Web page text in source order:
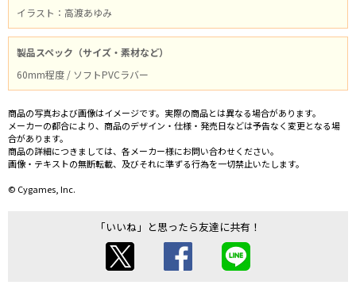
イラスト：高渡あゆみ
製品スペック（サイズ・素材など）
60mm程度 / ソフトPVCラバー
商品の写真および画像はイメージです。実際の商品とは異なる場合があります。
メーカーの都合により、商品のデザイン・仕様・発売日などは予告なく変更となる場
合があります。
商品の詳細につきましては、各メーカー様にお問い合わせください。
画像・テキストの無断転載、及びそれに準ずる行為を一切禁止いたします。
© Cygames, Inc.
「いいね」と思ったら友達に共有！